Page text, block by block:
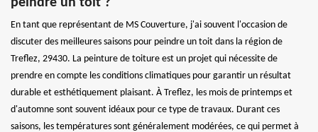
peindre un toit ?
En tant que représentant de MS Couverture, j'ai souvent l'occasion de
discuter des meilleures saisons pour peindre un toit dans la région de
Treflez, 29430. La peinture de toiture est un projet qui nécessite de
prendre en compte les conditions climatiques pour garantir un résultat
durable et esthétiquement plaisant. À Treflez, les mois de printemps et
d'automne sont souvent idéaux pour ce type de travaux. Durant ces
saisons, les températures sont généralement modérées, ce qui permet à